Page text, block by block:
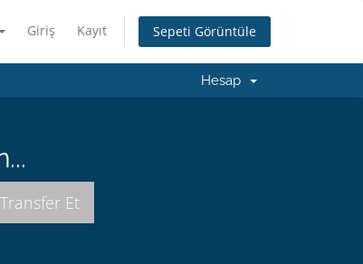
Giriş Kayıt Sepeti Görüntüle
Hesap